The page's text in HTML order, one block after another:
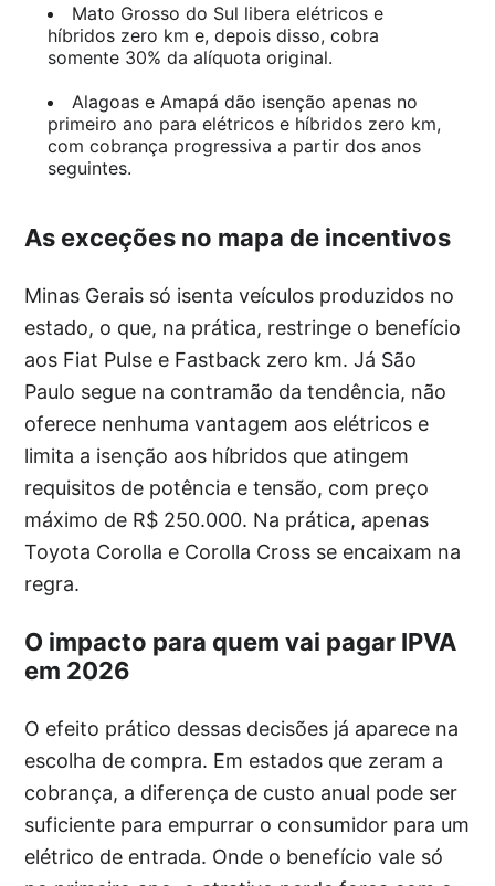
Mato Grosso do Sul libera elétricos e
híbridos zero km e, depois disso, cobra
somente 30% da alíquota original.
Alagoas e Amapá dão isenção apenas no
primeiro ano para elétricos e híbridos zero km,
com cobrança progressiva a partir dos anos
seguintes.
As exceções no mapa de incentivos
Minas Gerais só isenta veículos produzidos no
estado, o que, na prática, restringe o benefício
aos Fiat Pulse e Fastback zero km. Já São
Paulo segue na contramão da tendência, não
oferece nenhuma vantagem aos elétricos e
limita a isenção aos híbridos que atingem
requisitos de potência e tensão, com preço
máximo de R$ 250.000. Na prática, apenas
Toyota Corolla e Corolla Cross se encaixam na
regra.
O impacto para quem vai pagar IPVA
em 2026
O efeito prático dessas decisões já aparece na
escolha de compra. Em estados que zeram a
cobrança, a diferença de custo anual pode ser
suficiente para empurrar o consumidor para um
elétrico de entrada. Onde o benefício vale só